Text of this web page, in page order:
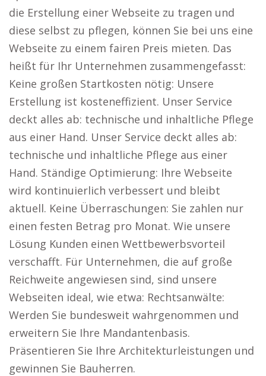
die Erstellung einer Webseite zu tragen und
diese selbst zu pflegen, können Sie bei uns eine
Webseite zu einem fairen Preis mieten. Das
heißt für Ihr Unternehmen zusammengefasst:
Keine großen Startkosten nötig: Unsere
Erstellung ist kosteneffizient. Unser Service
deckt alles ab: technische und inhaltliche Pflege
aus einer Hand. Unser Service deckt alles ab:
technische und inhaltliche Pflege aus einer
Hand. Ständige Optimierung: Ihre Webseite
wird kontinuierlich verbessert und bleibt
aktuell. Keine Überraschungen: Sie zahlen nur
einen festen Betrag pro Monat. Wie unsere
Lösung Kunden einen Wettbewerbsvorteil
verschafft. Für Unternehmen, die auf große
Reichweite angewiesen sind, sind unsere
Webseiten ideal, wie etwa: Rechtsanwälte:
Werden Sie bundesweit wahrgenommen und
erweitern Sie Ihre Mandantenbasis.
Präsentieren Sie Ihre Architekturleistungen und
gewinnen Sie Bauherren.